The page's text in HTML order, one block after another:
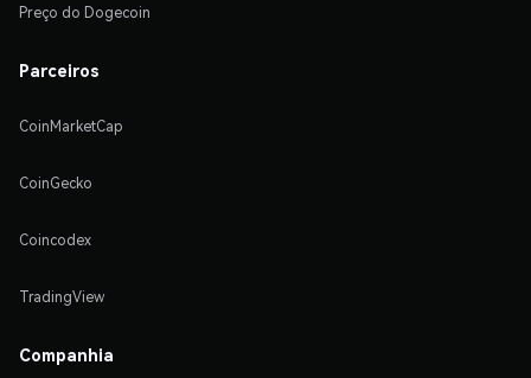
Preço do Dogecoin
Parceiros
CoinMarketCap
CoinGecko
Coincodex
TradingView
Companhia